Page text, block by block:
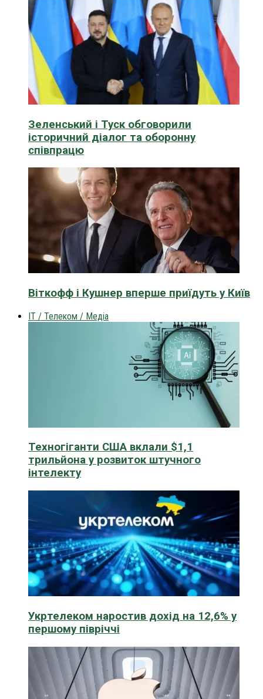
Зеленський і Туск обговорили
історичний діалог та оборонну
співпрацю
Віткофф і Кушнер вперше приїдуть у Київ
IT / Телеком / Медіа
Техногіганти США вклали $1,1
трильйона у розвиток штучного
інтелекту
Укртелеком наростив дохід на 12,6% у
першому півріччі